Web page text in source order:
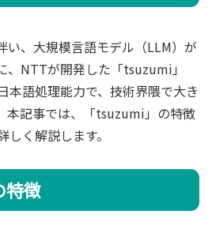
い、大規模言語モデル（LLM）が
、NTTが開発した「tsuzumi」
本語処理能力で、技術界隈で大き
本記事では、「tsuzumi」の特徴
く解説します。
特徴